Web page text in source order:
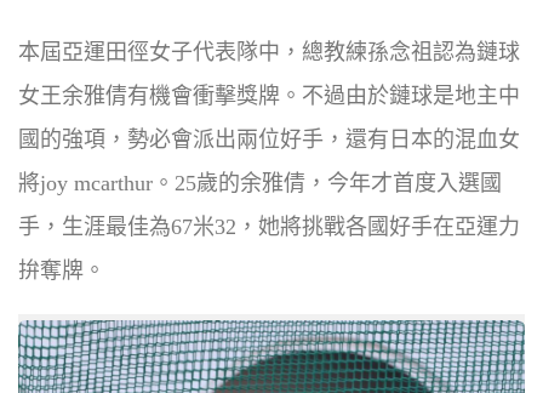
本屆亞運田徑女子代表隊中，總教練孫念祖認為鏈球
女王余雅倩有機會衝擊獎牌。不過由於鏈球是地主中
國的強項，勢必會派出兩位好手，還有 日本的混血女
將joy mcarthur。 25歲的余雅倩，今年才首度入選國
手，生涯最佳為67米32，她將挑戰各國好手在亞運力
拚奪牌。